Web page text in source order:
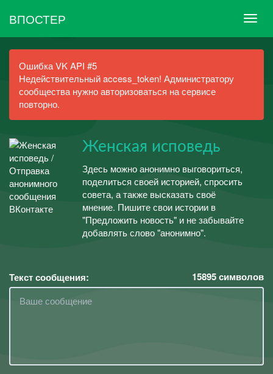
ВПОСТЕР
Ошибка VK API #5
Недействительный access_token! Администратору
сообщества нужно авторизоваться на сервисе
повторно.
Женская исповедь
Здесь можно анонимно выговориться,
поделиться своей историей, спросить
совета, а также высказать своё
мнение. Пишите свои истории в
"Предложить новость" и не забывайте
добавлять слово "анонимно".
Текст сообщения: 15895символов